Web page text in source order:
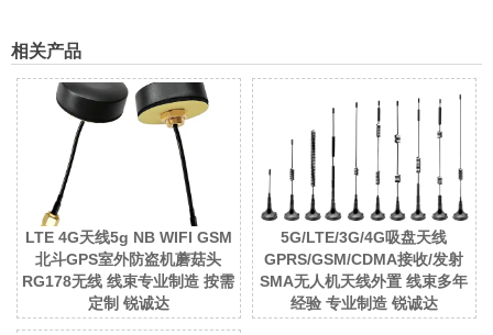
相关产品
LTE 4G天线5g NB WIFI GSM
北斗GPS室外防盗机蘑菇头
RG178无线 线束专业制造 按需
定制 锐诚达
5G/LTE/3G/4G吸盘天线
GPRS/GSM/CDMA接收/发射
SMA无人机天线外置 线束多年
经验 专业制造 锐诚达